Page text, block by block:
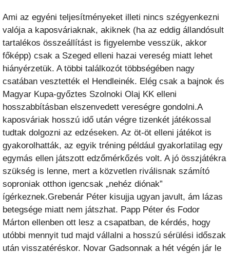
Ami az egyéni teljesítményeket illeti nincs szégyenkezni
valója a kaposváriaknak, akiknek (ha az eddig állandósult
tartalékos összeállítást is figyelembe vesszük, akkor
főképp) csak a Szeged elleni hazai vereség miatt lehet
hiányérzetük. A többi találkozót többségében nagy
csatában vesztették el Hendleinék. Elég csak a bajnok és
Magyar Kupa-győztes Szolnoki Olaj KK elleni
hosszabbításban elszenvedett vereségre gondolni.A
kaposváriak hosszú idő után végre tizenkét játékossal
tudtak dolgozni az edzéseken. Az öt-öt elleni játékot is
gyakorolhatták, az egyik tréning például gyakorlatilag egy
egymás ellen játszott edzőmérkőzés volt. A jó összjátékra
szükség is lenne, mert a közvetlen riválisnak számító
soproniak otthon igencsak „nehéz diónak”
ígérkeznek.Grebenár Péter kisujja ugyan javult, ám lázas
betegsége miatt nem játszhat. Papp Péter és Fodor
Márton ellenben ott lesz a csapatban, de kérdés, hogy
utóbbi mennyit tud majd vállalni a hosszú sérülési időszak
után visszatéréskor. Novar Gadsonnak a hét végén jár le